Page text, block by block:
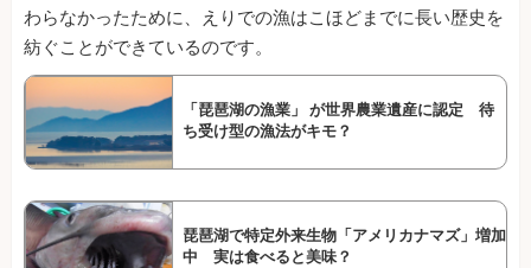
わらなかったために、えりでの漁はこほどまでに長い歴史を
紡ぐことができているのです。
「琵琶湖の漁業」 が世界農業遺産に認定 待
ち受け型の漁法がキモ？
琵琶湖で特定外来生物「アメリカナマズ」増加
中 実は食べると美味？